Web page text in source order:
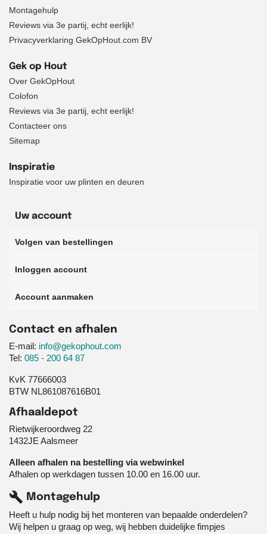
Montagehulp
Reviews via 3e partij, echt eerlijk!
Privacyverklaring GekOpHout.com BV
Gek op Hout
Over GekOpHout
Colofon
Reviews via 3e partij, echt eerlijk!
Contacteer ons
Sitemap
Inspiratie
Inspiratie voor uw plinten en deuren
Uw account
Volgen van bestellingen
Inloggen account
Account aanmaken
Contact en afhalen
E-mail: info@gekophout.com
Tel: 085 - 200 64 87
KvK 77666003
BTW NL861087616B01
Afhaaldepot
Rietwijkeroordweg 22
1432JE Aalsmeer
Alleen afhalen na bestelling via webwinkel
Afhalen op werkdagen tussen 10.00 en 16.00 uur.
build Montagehulp
Heeft u hulp nodig bij het monteren van bepaalde onderdelen?
Wij helpen u graag op weg, wij hebben duidelijke fimpjes